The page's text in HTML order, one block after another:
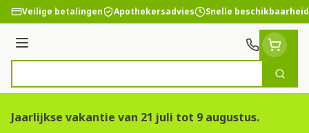
Ga naar de inhoud
Veilige betalingen Apothekersadvies Snelle beschikbaarheid
Menu
Zoek
Jaarlijkse vakantie van 21 juli tot 9 augustus.